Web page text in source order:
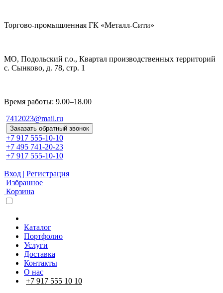
Торгово-промышленная ГК «Металл-Сити»
МО, Подольский г.о., Квартал производственных территорий
с. Сынково, д. 78, стр. 1
Время работы: 9.00–18.00
7412023@mail.ru
Заказать обратный звонок
+7 917 555-10-10
+7 495 741-20-23
+7 917 555-10-10
Вход | Регистрация
Избранное
Корзина
Каталог
Портфолио
Услуги
Доставка
Контакты
О нас
+7 917 555 10 10